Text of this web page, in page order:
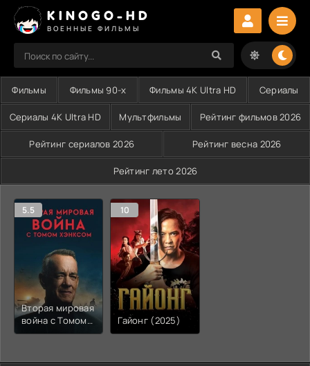
KINOGO-HD
ВОЕННЫЕ ФИЛЬМЫ
Фильмы Фильмы 90-х Фильмы 4K Ultra HD Сериалы
Сериалы 4K Ultra HD Мультфильмы Рейтинг фильмов 2026
Рейтинг сериалов 2026 Рейтинг весна 2026
Рейтинг лето 2026
5.5
Вторая мировая
война с Томом
Хэнксом (2026)
10
Гайонг (2025)